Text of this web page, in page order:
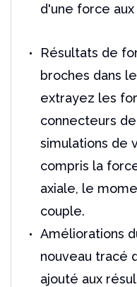
d'une force
Résultats de
broches dans
extrayez les
connecteurs
simulations de
compris la
axiale, le
couple.
Améliorations
nouveau tracé
ajouté aux